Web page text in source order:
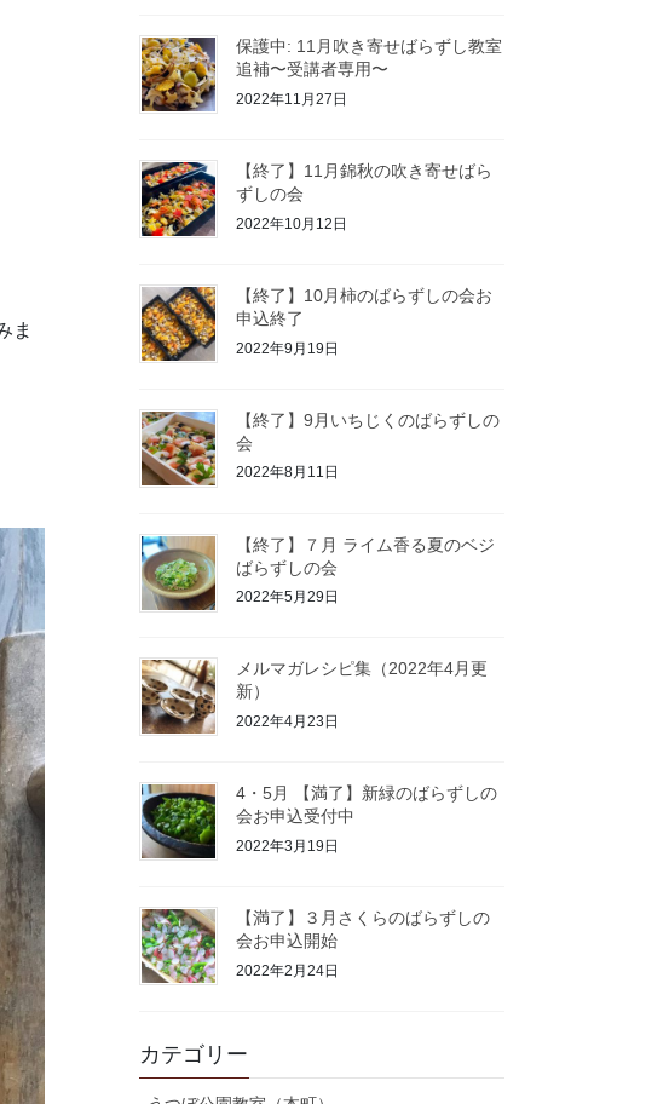
ま
保護中: 11月吹き寄せばらずし教室
追補〜受講者専用〜
2022年11月27日
【終了】11月錦秋の吹き寄せばら
ずしの会
2022年10月12日
【終了】10月柿のばらずしの会お
申込終了
2022年9月19日
【終了】9月いちじくのばらずしの
会
2022年8月11日
【終了】７月 ライム香る夏のベジ
ばらずしの会
2022年5月29日
メルマガレシピ集（2022年4月更
新）
2022年4月23日
4・5月 【満了】新緑のばらずしの
会お申込受付中
2022年3月19日
【満了】３月さくらのばらずしの
会お申込開始
2022年2月24日
カテゴリー